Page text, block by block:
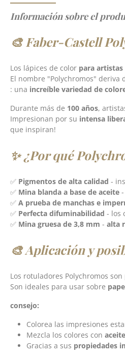
Información sobre el
🎨 Faber-Castell
Los lápices de color para
El nombre "Polychromos" deriva
: una increíble variedad de
Durante más de 100 años,
Impresionan por su intensa
que inspiran!
✨ ¿Por qué
✅ Pigmentos de alta calidad -
✅ Mina blanda a base de aceite
✅ A prueba de manchas e
✅ Perfecta difuminabilidad - los
✅ Mina gruesa de 3,8 mm - alta
🎨 Aplicación y
Los rotuladores Polychromos
Son ideales para usar sobre
consejo:
Colorea las impresiones
Mezcla los colores con
Gracias a sus propiedades